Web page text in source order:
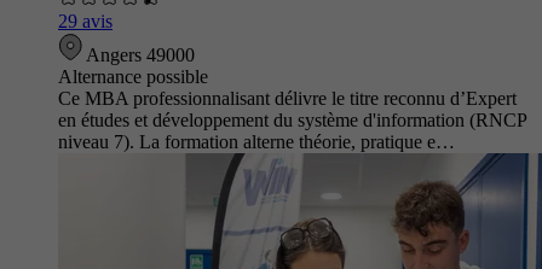
29 avis
Angers 49000
Alternance possible
Ce MBA professionnalisant délivre le titre reconnu d’Expert
en études et développement du système d'information (RNCP
niveau 7). La formation alterne théorie, pratique e…